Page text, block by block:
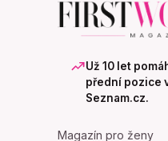
Už 10 let
přední pozice
Seznam.cz.
Magazín pro ženy